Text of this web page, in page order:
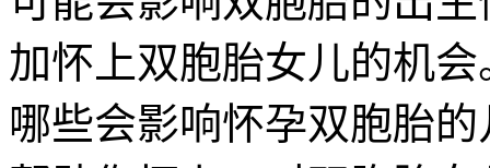
加怀上双胞胎女儿的机
哪些会影响怀孕双胞胎